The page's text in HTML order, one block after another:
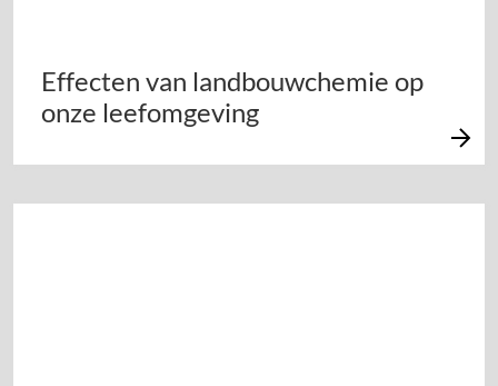
Effecten van landbouwchemie op
onze leefomgeving